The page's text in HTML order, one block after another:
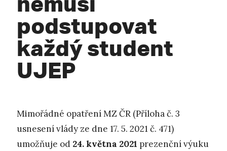
podstupovat
každý student
UJEP
Mimořádné opatření MZ ČR (Příloha č. 3
usnesení vlády ze dne 17. 5. 2021 č. 471)
umožňuje od 24. května 2021 prezenční výuku